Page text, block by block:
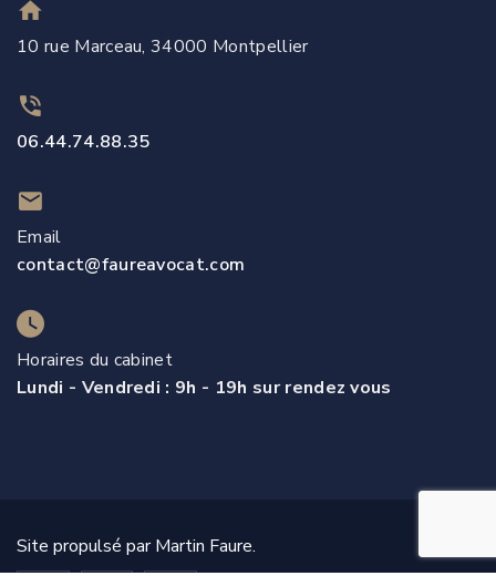
10 rue Marceau, 34000 Montpellier
06.44.74.88.35
Email
contact@faureavocat.com
Horaires du cabinet
Lundi - Vendredi : 9h - 19h sur rendez vous
Site propulsé par Martin Faure.